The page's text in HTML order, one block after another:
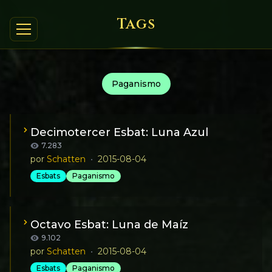
Tags
Paganismo
Decimotercer Esbat: Luna Azul
7.283
por Schatten • 2015-08-04
Esbats Paganismo
Octavo Esbat: Luna de Maíz
9.102
por Schatten • 2015-08-04
Esbats Paganismo